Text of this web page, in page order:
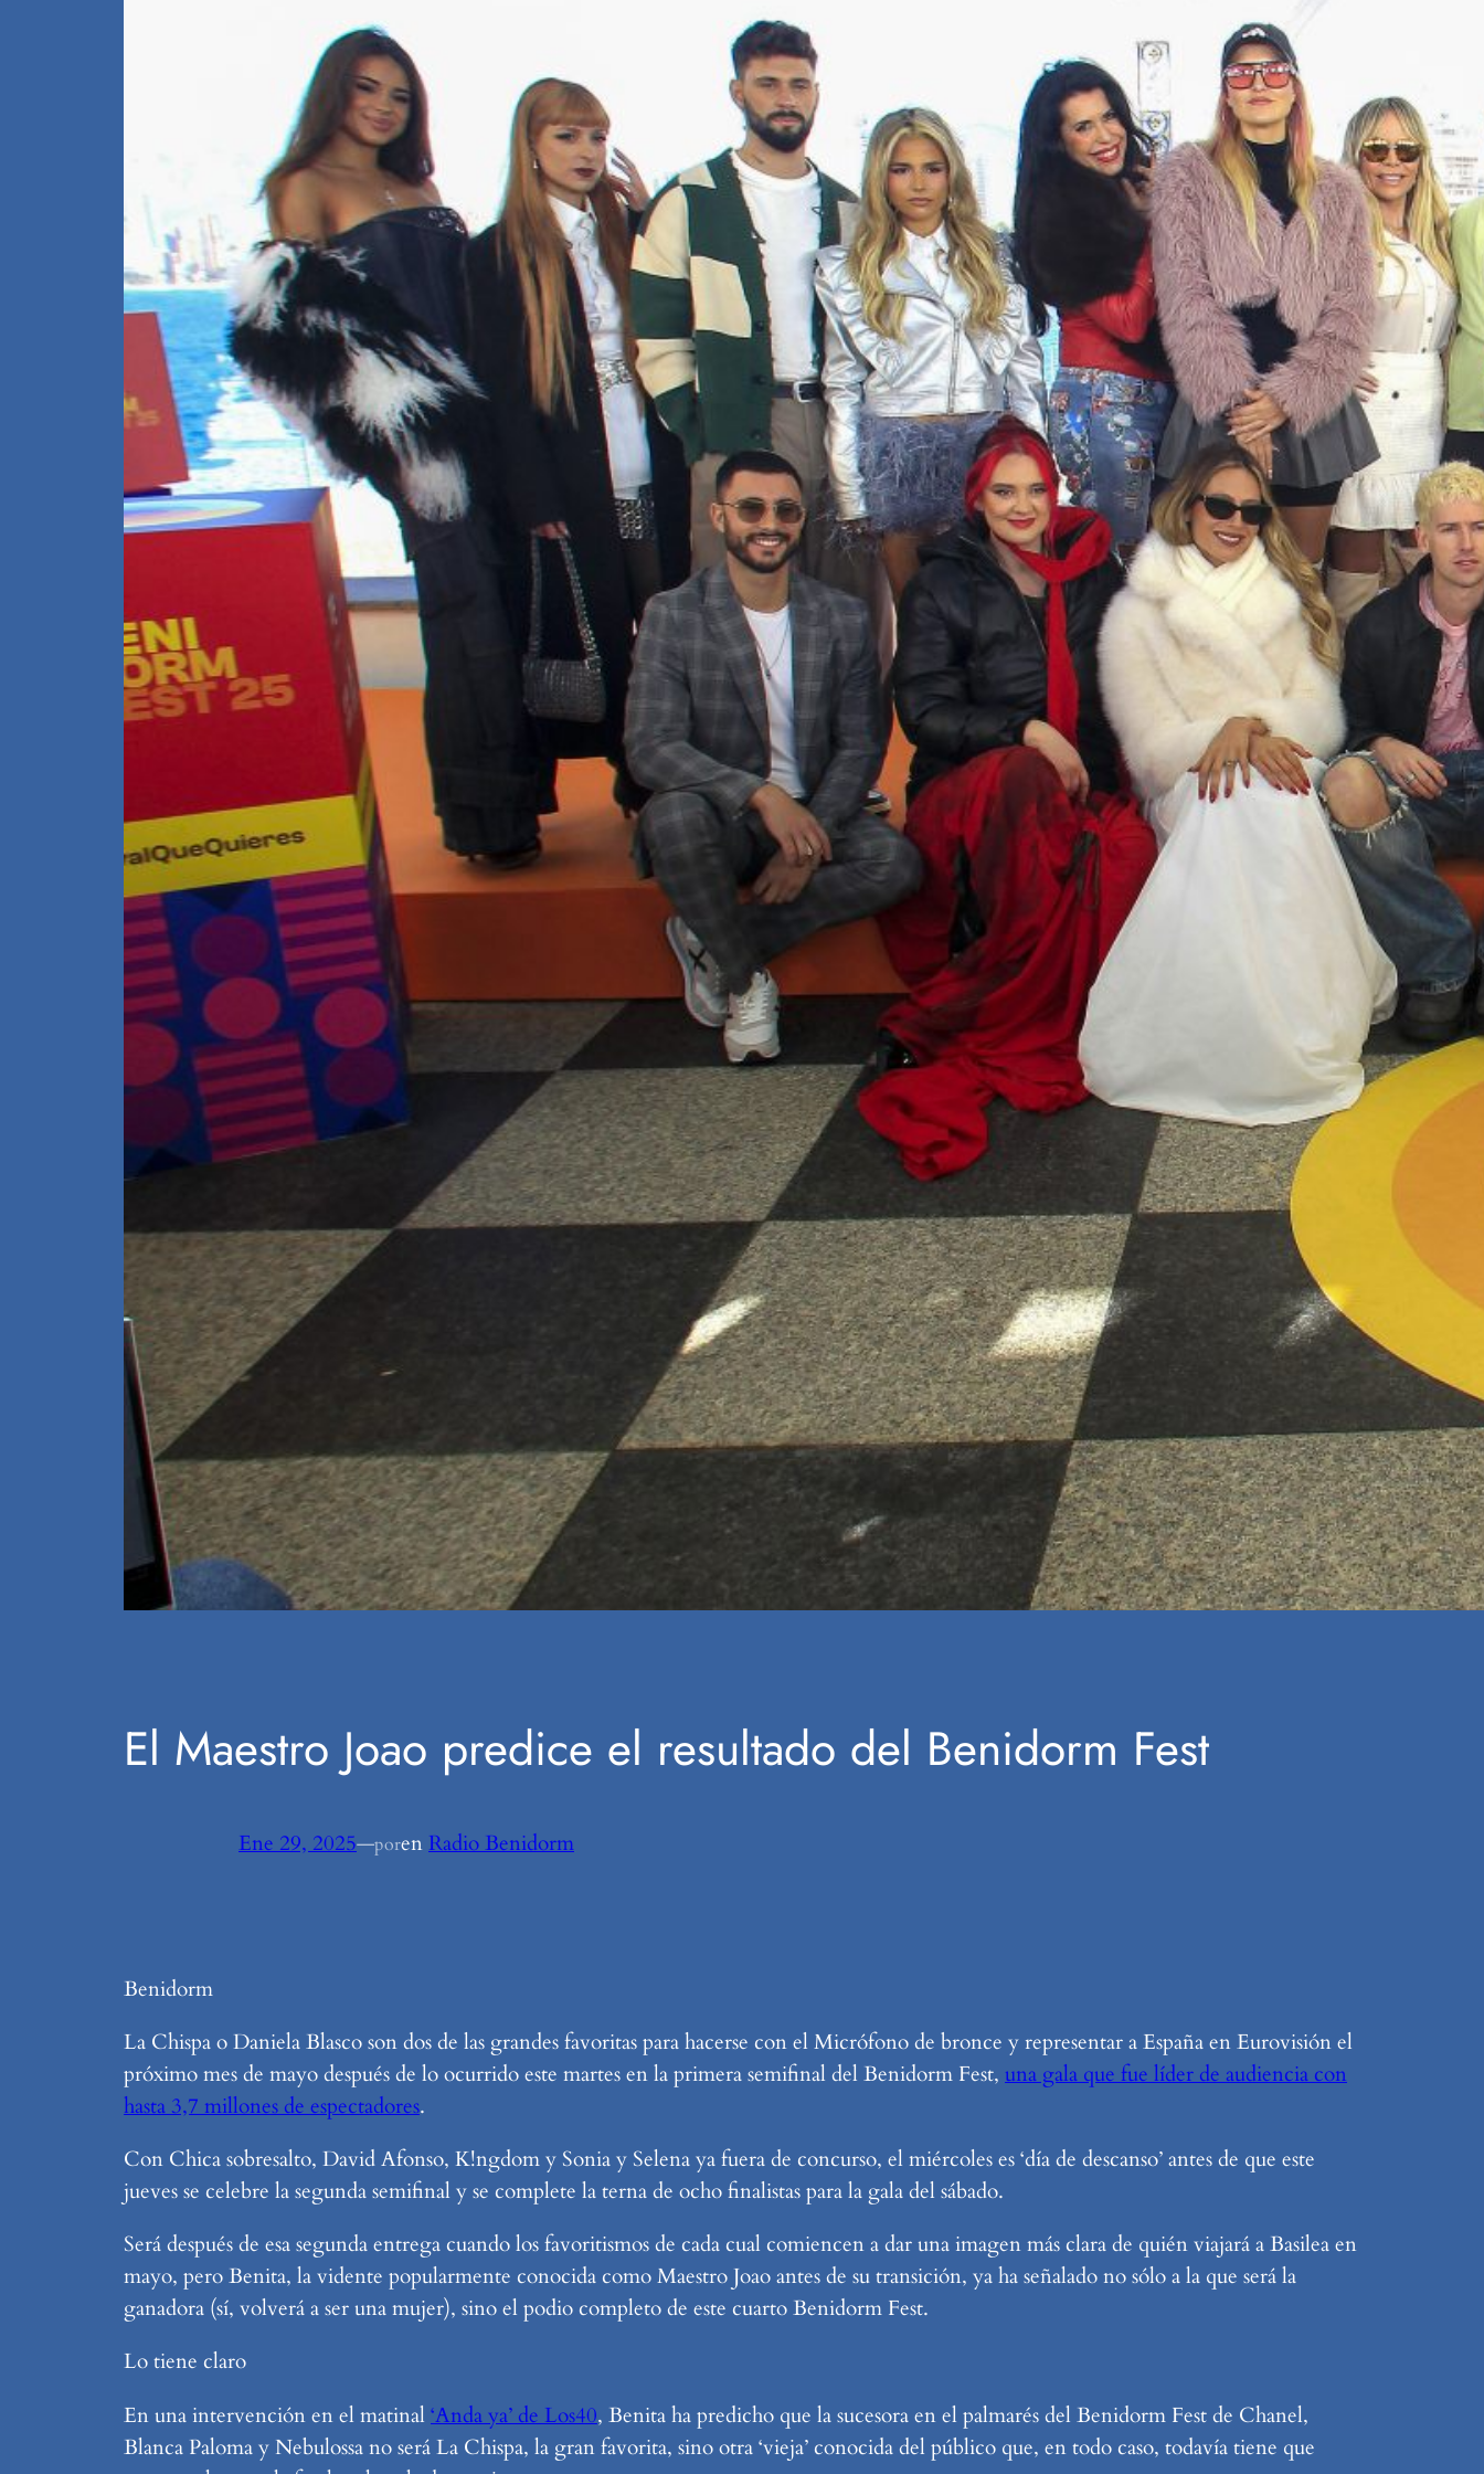
El Maestro Joao predice el resultado del Benidorm Fest
Ene 29, 2025—poren Radio Benidorm
Benidorm
La Chispa o Daniela Blasco son dos de las grandes favoritas para hacerse con el Micrófono de bronce y representar a España en Eurovisión el
próximo mes de mayo después de lo ocurrido este martes en la primera semifinal del Benidorm Fest, una gala que fue líder de audiencia con
hasta 3,7 millones de espectadores.
Con Chica sobresalto, David Afonso, K!ngdom y Sonia y Selena ya fuera de concurso, el miércoles es ‘día de descanso’ antes de que este
jueves se celebre la segunda semifinal y se complete la terna de ocho finalistas para la gala del sábado.
Será después de esa segunda entrega cuando los favoritismos de cada cual comiencen a dar una imagen más clara de quién viajará a Basilea en
mayo, pero Benita, la vidente popularmente conocida como Maestro Joao antes de su transición, ya ha señalado no sólo a la que será la
ganadora (sí, volverá a ser una mujer), sino el podio completo de este cuarto Benidorm Fest.
Lo tiene claro
En una intervención en el matinal‘Anda ya’ de Los40, Benita ha predicho que la sucesora en el palmarés del Benidorm Fest de Chanel,
Blanca Paloma y Nebulossa no será La Chispa, la gran favorita, sino otra ‘vieja’ conocida del público que, en todo caso, todavía tiene que